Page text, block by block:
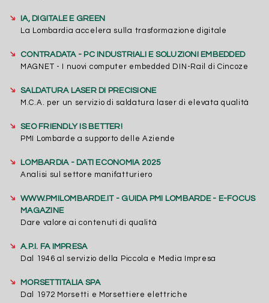
➔
IA, DIGITALE E GREEN
La Lombardia accelera sulla trasformazione digitale
➔
CONTRADATA - PC INDUSTRIALI E SOLUZIONI EMBEDDED
MAGNET - I nuovi computer embedded DIN-Rail di Cincoze
➔
SALDATURA LASER DI PRECISIONE
M.C.A. per un servizio di saldatura laser di elevata qualità
➔
SEO FRIENDLY IS BETTER!
PMI Lombarde a supporto delle Aziende
➔
LOMBARDIA - DATI ECONOMIA 2025
Analisi sul settore manifatturiero
➔
WWW.PMILOMBARDE.IT - GUIDA PMI LOMBARDE - E-FOCUS
MAGAZINE
Dare valore ai contenuti di qualità
➔
A.P.I. FA IMPRESA
Dal 1946 al servizio della Piccola e Media Impresa
➔
MORSETTITALIA SPA
Dal 1972 Morsetti e Morsettiere elettriche